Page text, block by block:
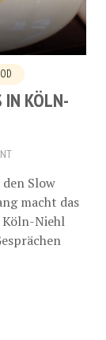
IN KÖLN-
Slow
macht das
Köln-Niehl